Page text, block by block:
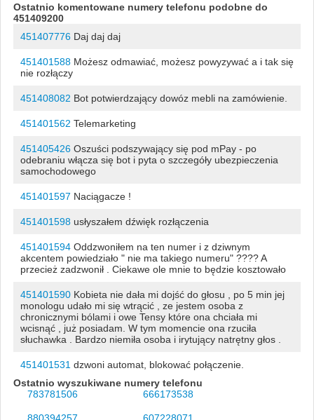
Ostatnio komentowane numery telefonu podobne do
451409200
451407776Daj daj daj
451401588Możesz odmawiać, możesz powyzywać a i tak się
nie rozłączy
451408082 Bot potwierdzający dowóz mebli na zamówienie.
451401562 Telemarketing
451405426Oszuści podszywający się pod mPay - po
odebraniu włącza się bot i pyta o szczegóły ubezpieczenia
samochodowego
451401597 Naciągacze !
451401598usłyszałem dźwięk rozłączenia
451401594Oddzwoniłem na ten numer i z dziwnym
akcentem powiedziało " nie ma takiego numeru" ???? A
przecież zadzwonił . Ciekawe ole mnie to będzie kosztowało
451401590Kobieta nie dała mi dojść do głosu , po 5 min jej
monologu udało mi się wtrącić , ze jestem osoba z
chronicznymi bólami i owe Tensy które ona chciała mi
wcisnąć , już posiadam. W tym momencie ona rzuciła
słuchawka . Bardzo niemiła osoba i irytujący natrętny głos .
451401531 dzwoni automat, blokować połączenie.
Ostatnio wyszukiwane numery telefonu
783781506
666173538